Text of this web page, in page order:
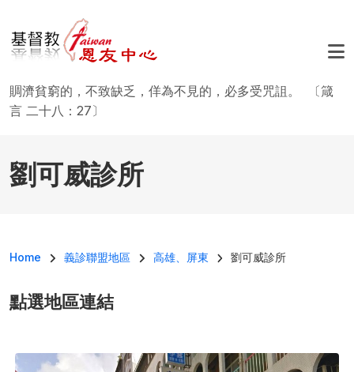
賙濟貧窮的，不致缺乏，佯為不見的，必多受咒詛。 〔箴
言 二十八：27〕
劉可威診所
導航連結
Home 義診聯盟地區 高雄、屏東 劉可威診所
點選地區連結